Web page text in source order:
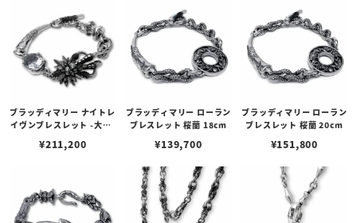
ブラッディマリー ナイトレ
イヴンブレスレット -大烏-
¥211,200
ブラッディマリー ローラン
ブレスレット 桜蘭 18cm
¥139,700
ブラッディマリー ローラン
ブレスレット 桜蘭 20cm
¥151,800